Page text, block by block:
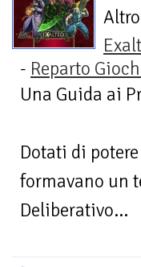
Altro
- Reparto
Una Guida ai
Dotati di
formavano un
Deliberativo...